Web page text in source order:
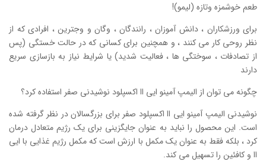
طعم خوشمزه وتازه (لیمو)!
برای ورزشکاران ، دانش آموزان ، رانندگان ، وگان و وجترین ، افرادی که از
نظر روحی کار می کنند ، و همچنین برای کسانی که در حالت خستگی (پس
از تصادفات ، سوختگی ها ، فعالیت شدید) یا شرایط نیاز به بازسازی سریع
دارند
چگونه می توان از الیمپ آمینو ایی اا اکسپلود نوشیدنی صفر استفاده کرد؟
نوشیدنی الیمپ آمینو ایی اا اکسپلود صفر برای بزرگسالان در نظر گرفته شده
است. این محصول را نباید به عنوان جایگزینی برای یک رژیم متعادل درمان
کرد ، بلکه فقط به عنوان یک مکمل با ارزش است که مکمل رژیم غذایی با ایی
اا و کافئین را تسهیل می کند.